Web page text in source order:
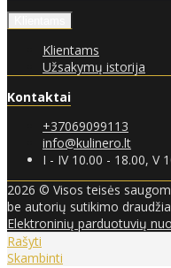
Klientams
Užsakymų istorija
Kontaktai
+37069099113
info@kulinero.lt
I - IV 10.00 - 18.00, V
2026 © Visos teisės
be autorių sutikimo
Elektroninių parduotuvių
Rašyti
Skambinti